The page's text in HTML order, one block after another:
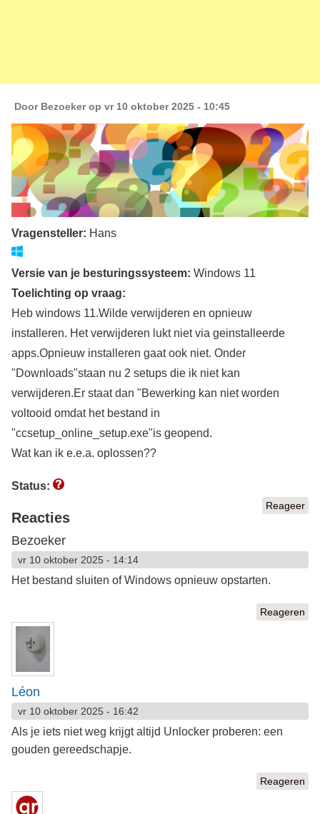
Door Bezoekerop vr 10 oktober 2025 - 10:45
Vragensteller: Hans
Versie van je besturingssysteem: Windows 11
Toelichting op vraag:
Heb windows 11.Wilde verwijderen en opnieuw
installeren. Het verwijderen lukt niet via geinstalleerde
apps.Opnieuw installeren gaat ook niet. Onder
"Downloads"staan nu 2 setups die ik niet kan
verwijderen.Er staat dan "Bewerking kan niet worden
voltooid omdat het bestand in
"ccsetup_online_setup.exe"is geopend.
Wat kan ik e.e.a. oplossen??
Status:
Reageer
Reacties
Bezoeker
vr 10 oktober 2025 - 14:14
Het bestand sluiten of Windows opnieuw opstarten.
Reageren
Léon
vr 10 oktober 2025 - 16:42
Als je iets niet weg krijgt altijd Unlocker proberen: een
gouden gereedschapje.
Reageren